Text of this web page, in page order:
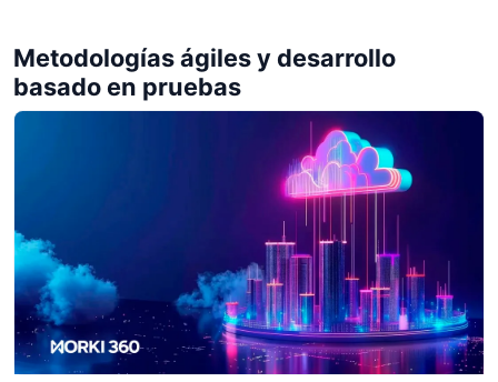
Metodologías ágiles y desarrollo
basado en pruebas